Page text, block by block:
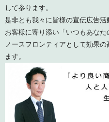
して参ります。
是非とも我々に皆様の宣伝広告活
お客様に寄り添い「いつもあなた
ノースフロンティアとして効果
ます。